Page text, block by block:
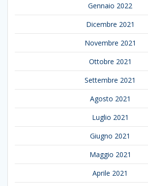
Gennaio 2022
Dicembre 2021
Novembre 2021
Ottobre 2021
Settembre 2021
Agosto 2021
Luglio 2021
Giugno 2021
Maggio 2021
Aprile 2021